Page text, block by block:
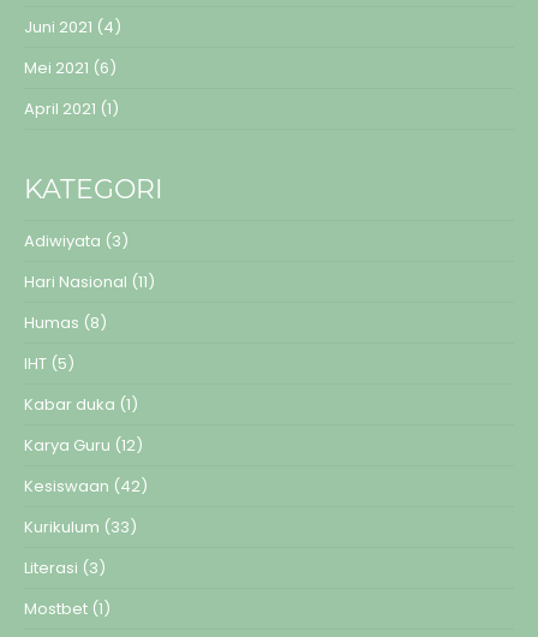
Juni 2021 (4)
Mei 2021 (6)
April 2021 (1)
KATEGORI
Adiwiyata (3)
Hari Nasional (11)
Humas (8)
IHT (5)
Kabar duka (1)
Karya Guru (12)
Kesiswaan (42)
Kurikulum (33)
Literasi (3)
Mostbet (1)